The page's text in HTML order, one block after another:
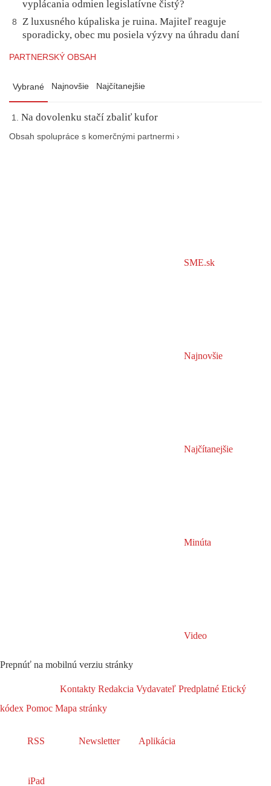
vyplácania odmien legislatívne čistý?
8
Z luxusného kúpaliska je ruina. Majiteľ reaguje
sporadicky, obec mu posiela výzvy na úhradu daní
PARTNERSKÝ OBSAH
Vybrané Najnovšie Najčítanejšie
Na dovolenku stačí zbaliť kufor
Obsah spolupráce s komerčnými partnermi ›
SME.sk
Najnovšie
Najčítanejšie
Minúta
Video
Prepnúť na mobilnú verziu stránky
Kontakty Redakcia Vydavateľ Predplatné Etický
kódex Pomoc Mapa stránky
RSS Newsletter Aplikácia
iPad